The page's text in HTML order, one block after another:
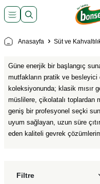
Anasayfa Süt ve
Güne enerjik bir başlangıç
mutfakların pratik ve besleyici
koleksiyonunda; klasik mısır
müslilere, çikolatalı toplardan
geniş bir profesyonel seçki
uyum sağlayan, uzun süre
eden kaliteli gevrek
Filtre